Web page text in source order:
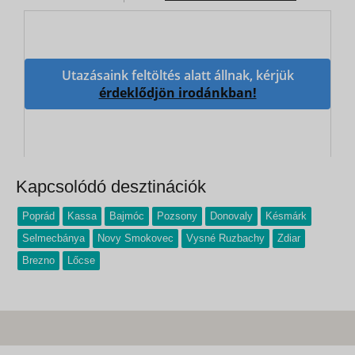
Utazásaink feltöltés alatt állnak, kérjük
érdeklődjön irodánkban!
Kapcsolódó desztinációk
Poprád Kassa Bajmóc Pozsony Donovaly
Késmárk
Selmecbánya
Novy Smokovec Vysné Ruzbachy
Zdiar
Brezno
Lőcse